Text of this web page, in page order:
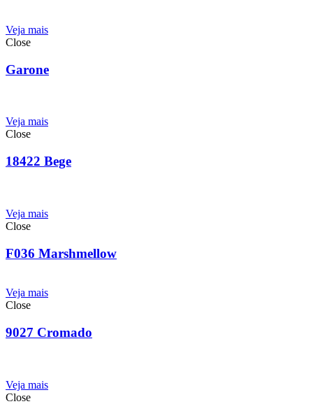
Veja mais
Close
Garone
Veja mais
Close
18422 Bege
Veja mais
Close
F036 Marshmellow
Veja mais
Close
9027 Cromado
Veja mais
Close